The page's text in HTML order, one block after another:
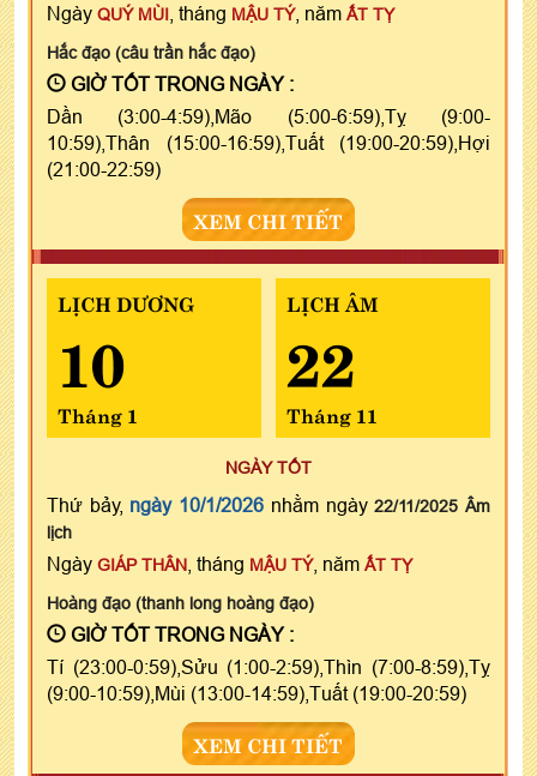
Ngày QUÝ MÙI , tháng MẬU TÝ, năm ẤT TỴ
Hắc đạo (câu trần hắc đạo)
GIỜ TỐT TRONG NGÀY :
Dần (3:00-4:59),Mão (5:00-6:59),Tỵ (9:00-
10:59),Thân (15:00-16:59),Tuất (19:00-20:59),Hợi
(21:00-22:59)
XEM CHI TIẾT
LỊCH DƯƠNG
10
Tháng 1
LỊCH ÂM
22
Tháng 11
NGÀY TỐT
Thứ bảy, ngày 10/1/2026 nhằm ngày22/11/2025 Âm
lịch
Ngày GIÁP THÂN , tháng MẬU TÝ, năm ẤT TỴ
Hoàng đạo (thanh long hoàng đạo)
GIỜ TỐT TRONG NGÀY :
Tí (23:00-0:59),Sửu (1:00-2:59),Thìn (7:00-8:59),Tỵ
(9:00-10:59),Mùi (13:00-14:59),Tuất (19:00-20:59)
XEM CHI TIẾT